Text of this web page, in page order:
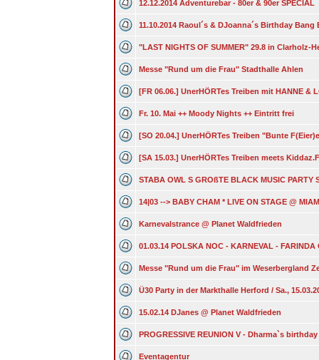
12.12.2014 Adventurebar - 80er & 90er SPECIAL
11.10.2014 Raoul´s & DJoanna´s Birthday Bang
"LAST NIGHTS OF SUMMER" 29.8 in Clarholz-
Messe "Rund um die Frau" Stadthalle Ahlen
[FR 06.06.] UnerHÖRTes Treiben mit HANNE &
Fr. 10. Mai ++ Moody Nights ++ Eintritt frei
[SO 20.04.] UnerHÖRTes Treiben "Bunte
[SA 15.03.] UnerHÖRTes Treiben meets
STABA OWL S GROßTE BLACK MUSIC PARTY
14|03 --> BABY CHAM * LIVE ON STAGE @
Karnevalstrance @ Planet Waldfrieden
01.03.14 POLSKA NOC - KARNEVAL -
Messe "Rund um die Frau" im Weserbergland
Ü30 Party in der Markthalle Herford / Sa.,
15.02.14 DJanes @ Planet Waldfrieden
PROGRESSIVE REUNION V - Dharma`s
Eventagentur